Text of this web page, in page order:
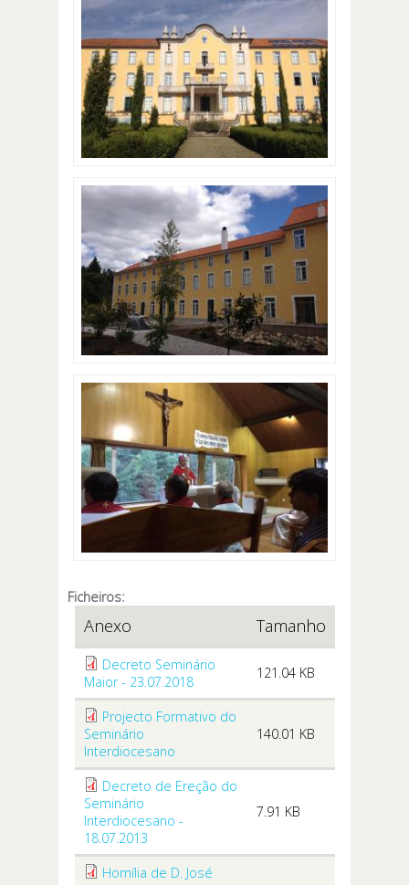
Ficheiros:
Anexo Tamanho
Decreto Seminário
Maior - 23.07.2018
121.04 KB
Projecto Formativo do
Seminário
Interdiocesano
140.01 KB
Decreto de Ereção do
Seminário
Interdiocesano -
18.07.2013
7.91 KB
Homília de D. José